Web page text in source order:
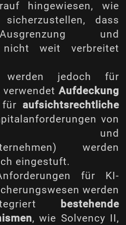
hingewiesen, wie
dass
und
nicht weit verbreitet
werden jedoch für
Aufdeckung
aufsichtsrechtliche
von
und
werden
eingestuft.
für KI-
werden
bestehende
, wie Solvency II,